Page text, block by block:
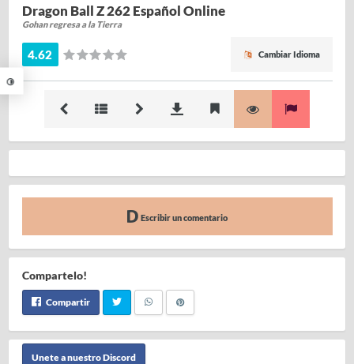
Dragon Ball Z 262 Español Online
Gohan regresa a la Tierra
4.62 Cambiar Idioma
Escribir un comentario
Compartelo!
Compartir
Unete a nuestro Discord